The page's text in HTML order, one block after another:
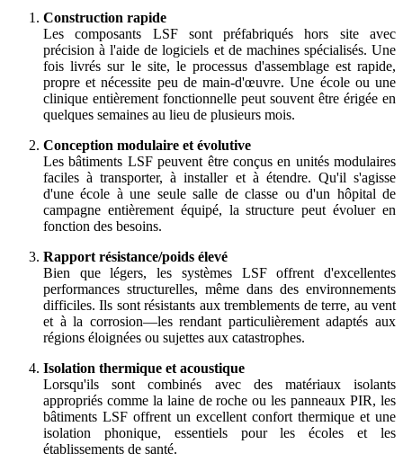
Construction rapide
Les composants LSF sont préfabriqués hors site avec
précision à l'aide de logiciels et de machines spécialisés. Une
fois livrés sur le site, le processus d'assemblage est rapide,
propre et nécessite peu de main-d'œuvre. Une école ou une
clinique entièrement fonctionnelle peut souvent être érigée en
quelques semaines au lieu de plusieurs mois.
Conception modulaire et évolutive
Les bâtiments LSF peuvent être conçus en unités modulaires
faciles à transporter, à installer et à étendre. Qu'il s'agisse
d'une école à une seule salle de classe ou d'un hôpital de
campagne entièrement équipé, la structure peut évoluer en
fonction des besoins.
Rapport résistance/poids élevé
Bien que légers, les systèmes LSF offrent d'excellentes
performances structurelles, même dans des environnements
difficiles. Ils sont résistants aux tremblements de terre, au vent
et à la corrosion—les rendant particulièrement adaptés aux
régions éloignées ou sujettes aux catastrophes.
Isolation thermique et acoustique
Lorsqu'ils sont combinés avec des matériaux isolants
appropriés comme la laine de roche ou les panneaux PIR, les
bâtiments LSF offrent un excellent confort thermique et une
isolation phonique, essentiels pour les écoles et les
établissements de santé.